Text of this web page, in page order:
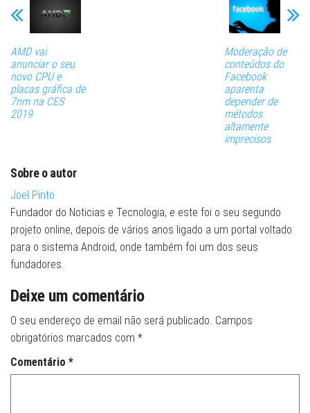
AMD vai
anunciar o seu
novo CPU e
placas gráfica de
7nm na CES
2019
Moderação de
conteúdos do
Facebook
aparenta
depender de
métodos
altamente
imprecisos
Sobre o autor
Joel Pinto
Fundador do Noticias e Tecnologia, e este foi o seu segundo
projeto online, depois de vários anos ligado a um portal voltado
para o sistema Android, onde também foi um dos seus
fundadores.
Deixe um comentário
O seu endereço de email não será publicado. Campos
obrigatórios marcados com *
Comentário *